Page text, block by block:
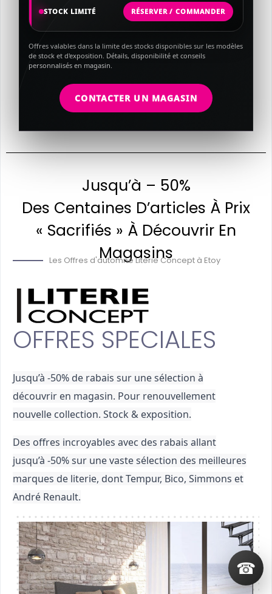
STOCK LIMITÉ RÉSERVER / COMMANDER
Offres valables dans la limite des stocks disponibles sur les modèles
de stock et d'exposition. Détails, disponibilité et conseils
personnalisés en magasin.
CONTACTER UN MAGASIN
Jusqu’à – 50%
Des Centaines D’articles À Prix
« Sacrifiés » À Découvrir En
Magasins
Les Offres d'automne Literie Concept à Etoy
OFFRES SPECIALES
Jusqu’à -50% de rabais sur une sélection à
découvrir en magasin. Pour renouvellement
nouvelle collection. Stock & exposition.
Des offres incroyables avec des rabais allant
jusqu’à -50% sur une vaste sélection des meilleures
marques de literie, dont Tempur, Bico, Simmons et
André Renault.
☎